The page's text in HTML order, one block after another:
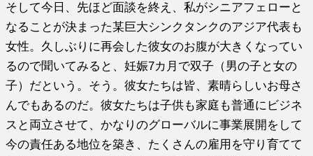
そして今日、先ほど面談を終え、私がシニアフェローと
なることが決まった某巨大シンクタンクのアジア代表も
女性。久しぶりに再会した彼女のお腹が大きくなってい
るので聞いてみると、妊娠7カ月で双子（男の子と女の
子）だという。そう。彼女たちは皆、素晴らしいお母さ
んでもあるのだ。彼女たちは子供も家庭も普通にビジネ
スと両立させて、かなりのグローバルに事業展開をして
今の責任ある地位を築き、たくさんの雇用を守り育てて